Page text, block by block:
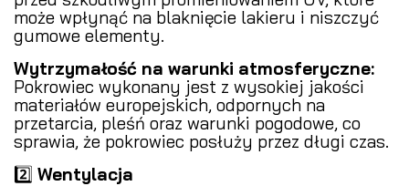
może wpłynąć na blaknięcie lakieru i niszczyć
gumowe elementy.
Wytrzymałość na warunki atmosferyczne:
Pokrowiec wykonany jest z wysokiej jakości
materiałów europejskich, odpornych na
przetarcia, pleśń oraz warunki pogodowe, co
sprawia, że pokrowiec posłuży przez długi czas.
2️⃣ Wentylacja